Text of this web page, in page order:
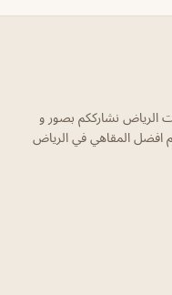
الرياض نشارككم بصور و
افضل المقاهي في الرياض